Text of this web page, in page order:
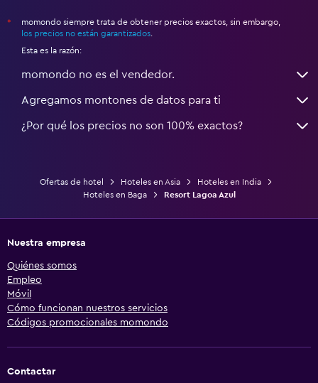
*
momondo siempre trata de obtener precios exactos, sin embargo,
los precios no están garantizados
Esta es la razón:
momondo no es el vendedor.
Agregamos montones de datos para ti
¿Por qué los precios no son 100% exactos?
Ofertas de hotel Hoteles en Asia
Hoteles en India
Hoteles en Baga
Resort Lagoa Azul
Nuestra empresa
Quiénes somos
Empleo
Móvil
Cómo funcionan nuestros servicios
Códigos promocionales momondo
Contactar